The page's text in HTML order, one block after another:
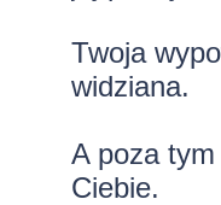
Twoja
widziana.
A poza
Ciebie.